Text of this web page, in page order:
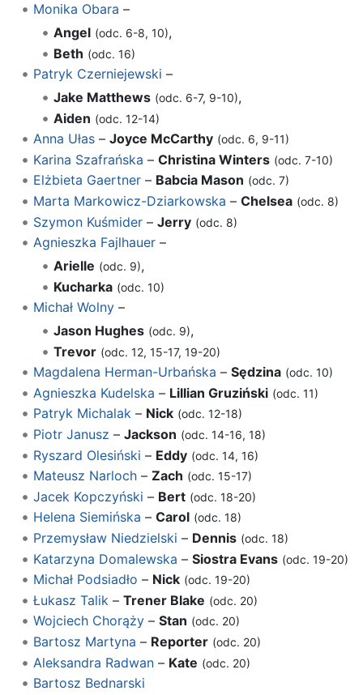
Monika Obara –
Angel (odc. 6-8, 10),
Beth (odc. 16)
Patryk Czerniejewski –
Jake Matthews (odc. 6-7, 9-10),
Aiden (odc. 12-14)
Anna Ułas– Joyce McCarthy (odc. 6, 9-11)
Karina Szafrańska – Christina Winters (odc. 7-10)
Elżbieta Gaertner– Babcia Mason (odc. 7)
Marta Markowicz-Dziarkowska – Chelsea (odc. 8)
Szymon Kuśmider– Jerry (odc. 8)
Agnieszka Fajlhauer–
Arielle (odc. 9),
Kucharka (odc. 10)
Michał Wolny–
Jason Hughes (odc. 9),
Trevor (odc. 12, 15-17, 19-20)
Magdalena Herman-Urbańska – Sędzina (odc. 10)
Agnieszka Kudelska – Lillian Gruziński (odc. 11)
Patryk Michalak– Nick (odc. 12-18)
Piotr Janusz – Jackson (odc. 14-16, 18)
Ryszard Olesiński – Eddy (odc. 14, 16)
Mateusz Narloch– Zach (odc. 15-17)
Jacek Kopczyński – Bert (odc. 18-20)
Helena Siemińska – Carol (odc. 18)
Przemysław Niedzielski – Dennis (odc. 18)
Katarzyna Domalewska – Siostra Evans (odc. 19-20)
Michał Podsiadło – Nick (odc. 19-20)
Łukasz Talik – Trener Blake (odc. 20)
Wojciech Chorąży– Stan (odc. 20)
Bartosz Martyna – Reporter (odc. 20)
Aleksandra Radwan– Kate (odc. 20)
Bartosz Bednarski